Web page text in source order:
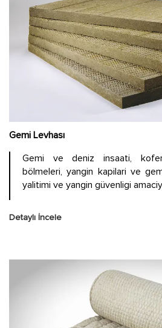
Gemi Levhası
Gemi ve deniz insaati,
bölmeleri, yangin kapilari ve
yalitimi ve yangin güvenligi
Detaylı İncele